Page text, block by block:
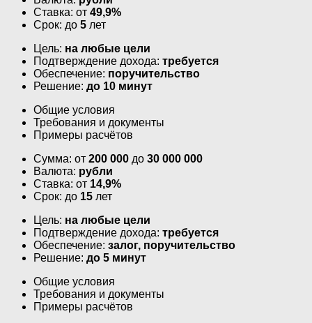
Ставка: от 49,9%
Срок: до 5 лет
Цель: на любые цели
Подтверждение дохода: требуется
Обеспечение: поручительство
Решение: до 10 минут
Общие условия
Требования и документы
Примеры расчётов
Сумма: от 200 000 до 30 000 000
Валюта: рубли
Ставка: от 14,9%
Срок: до 15 лет
Цель: на любые цели
Подтверждение дохода: требуется
Обеспечение: залог, поручительство
Решение: до 5 минут
Общие условия
Требования и документы
Примеры расчётов